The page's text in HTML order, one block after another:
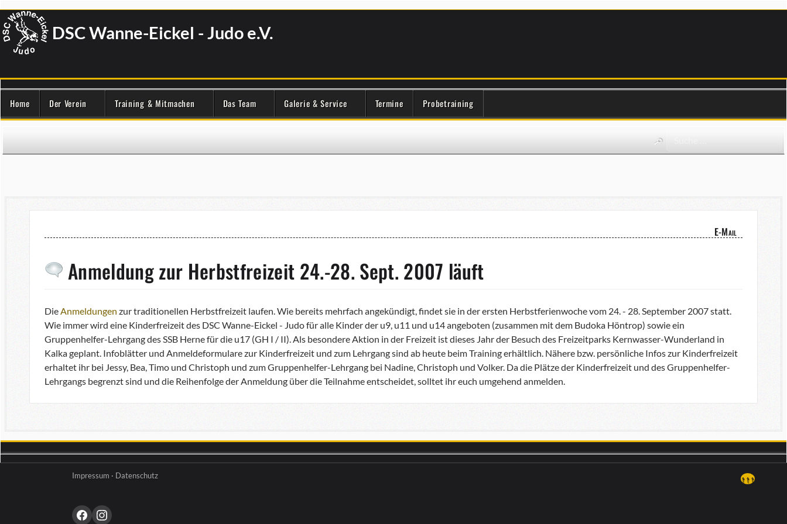
DSC Wanne-Eickel - Judo e.V.
Home Der Verein Training & Mitmachen Das Team Galerie & Service Termine Probetraining
↑↑↑
Impressum · Datenschutz
E-Mail
Anmeldung zur Herbstfreizeit 24.-28. Sept. 2007 läuft
DieAnmeldungen zur traditionellen Herbstfreizeit laufen. Wie bereits mehrfach angekündigt, findet sie in der ersten Herbstferienwoche vom 24. - 28. September 2007 statt.
Wie immer wird eine Kinderfreizeit des DSC Wanne-Eickel - Judo für alle Kinder der u9, u11 und u14 angeboten (zusammen mit dem Budoka Höntrop) sowie ein
Gruppenhelfer-Lehrgang des SSB Herne für die u17 (GH I / II). Als besondere Aktion in der Freizeit ist dieses Jahr der Besuch des Freizeitparks Kernwasser-Wunderland in
Kalka geplant. Infoblätter und Anmeldeformulare zur Kinderfreizeit und zum Lehrgang sind ab heute beim Training erhältlich. Nähere bzw. persönliche Infos zur Kinderfreizeit
erhaltet ihr bei Jessy, Bea, Timo und Christoph und zum Gruppenhelfer-Lehrgang bei Nadine, Christoph und Volker. Da die Plätze der Kinderfreizeit und des Gruppenhelfer-
Lehrgangs begrenzt sind und die Reihenfolge der Anmeldung über die Teilnahme entscheidet, solltet ihr euch umgehend anmelden.